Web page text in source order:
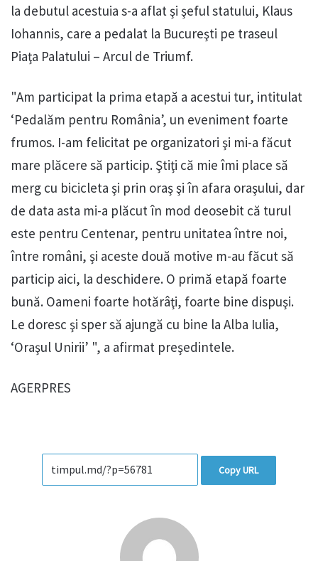
la debutul acestuia s-a aflat şi şeful statului, Klaus
Iohannis, care a pedalat la Bucureşti pe traseul
Piaţa Palatului – Arcul de Triumf.
"Am participat la prima etapă a acestui tur, intitulat
‘Pedalăm pentru România’, un eveniment foarte
frumos. I-am felicitat pe organizatori şi mi-a făcut
mare plăcere să particip. Ştiţi că mie îmi place să
merg cu bicicleta şi prin oraş şi în afara oraşului, dar
de data asta mi-a plăcut în mod deosebit că turul
este pentru Centenar, pentru unitatea între noi,
între români, şi aceste două motive m-au făcut să
particip aici, la deschidere. O primă etapă foarte
bună. Oameni foarte hotărâţi, foarte bine dispuşi.
Le doresc şi sper să ajungă cu bine la Alba Iulia,
‘Oraşul Unirii’ ", a afirmat preşedintele.
AGERPRES
Copy URL